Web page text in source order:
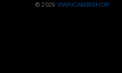
© 2026 VIARICAMBISHOP.